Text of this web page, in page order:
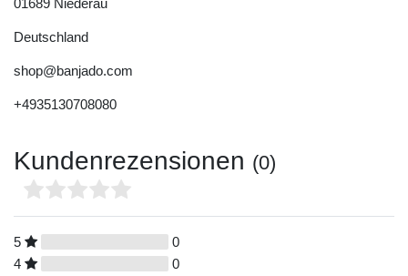
01689 Niederau
Deutschland
shop@banjado.com
+4935130708080
Kundenrezensionen (0)
5
0
4
0